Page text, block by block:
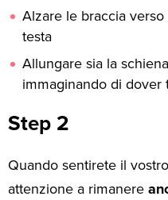
Alzare le braccia
testa
Allungare sia la
immaginando di dover
Step 2
Quando sentirete il
attenzione a rimanere